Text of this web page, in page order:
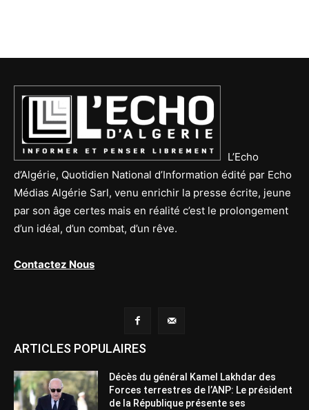
L’Echo
d’Algérie, Quotidien National d’Information édité par Echo
Médias Algérie Sarl, venu enrichir la presse écrite, jeune
par son âge certes mais en réalité c’est le prolongement
d’un idéal, d’un combat, d’un rêve.
Contactez Nous
ARTICLES POPULAIRES
Décès du général Kamel Lakhdar des
Forces terrestres de l’ANP: Le président
de la République présente ses